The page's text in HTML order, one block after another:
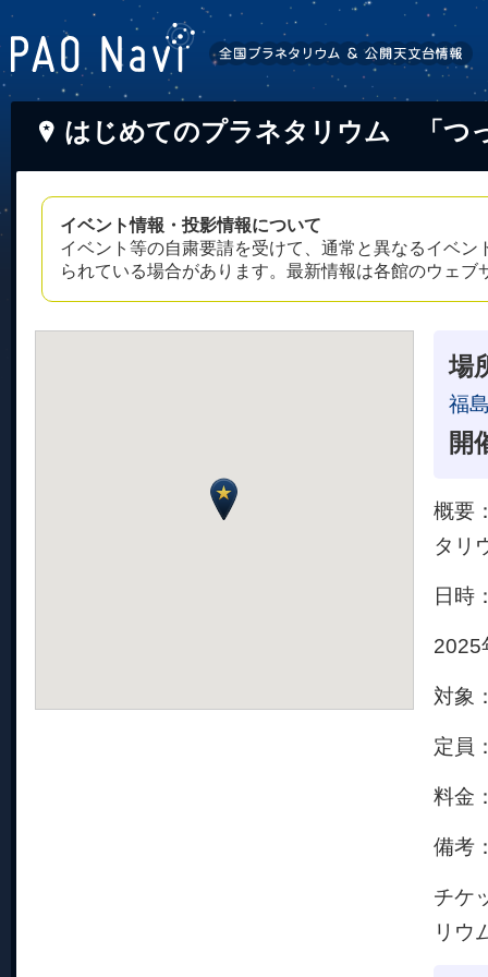
はじめてのプラネタリウム 「つ
イベント情報・投影情報について
イベント等の自粛要請を受けて、通常と異なるイベ
られている場合があります。最新情報は各館のウェ
場
福
開
概要
タリ
日時
対象
定員
料金
備考
チケ
リウ